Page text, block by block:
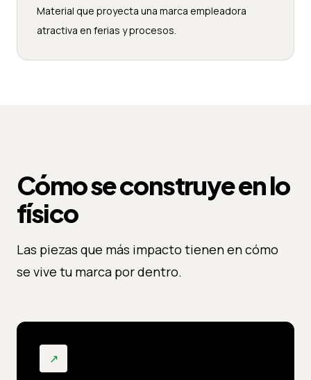
Material que proyecta una marca empleadora
atractiva en ferias y procesos.
Cómo se construye en lo
físico
Las piezas que más impacto tienen en cómo
se vive tu marca por dentro.
↗